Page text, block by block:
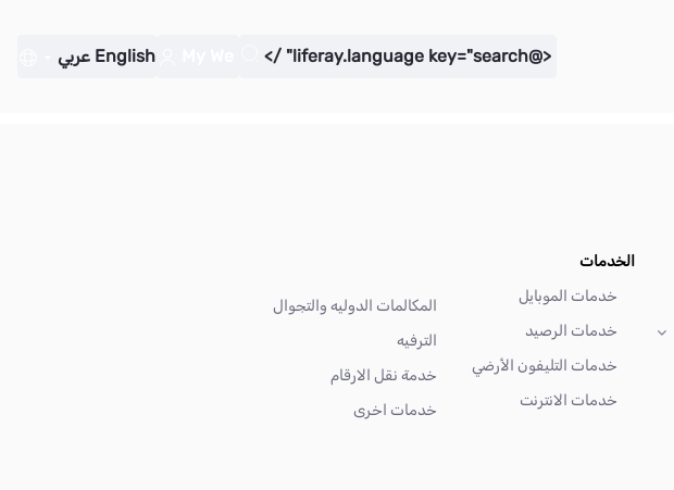
<@liferay.language key="search" />
English عربي
الخدمات
خدمات الموبايل
خدمات الرصيد
خدمات التليفون الأرضي
خدمات الانترنت
المكالمات الدوليه والتجوال
الترفيه
خدمة نقل الارقام
خدمات اخرى